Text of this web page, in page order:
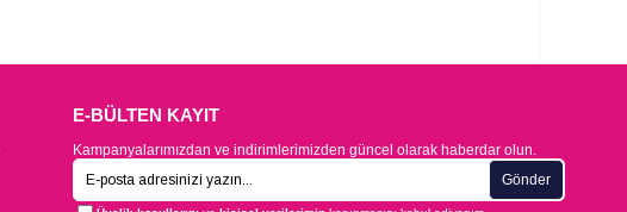
E-BÜLTEN KAYIT
Kampanyalarımızdan ve indirimlerimizden güncel olarak haberdar olun.
Gönder